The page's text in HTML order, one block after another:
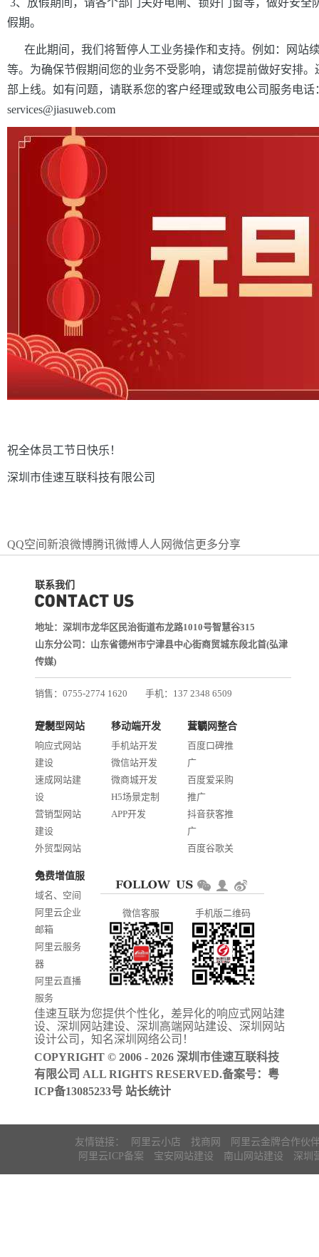
3、放假期间，请各个部门关好电闸、锁好门窗等，做好安
假期。
在此期间，我们将暂停人工业务操作和支持。例如：网站
等。为确保节假期间您的业务不受影响，请您提前做好安排
部上线。如有问题，请联系您的客户经理或致电公司服务电话
services@jiasuweb.com
祝全体员工节日快乐！
深圳市佳速互联科技有限公司
QQ空间 新浪微博腾讯微博人人网微信更多分享
联系我们
地址：深圳市龙华区民治街道布龙路1010号智慧谷315
山东分公司：山东省德州市宁津县中心街商贸城东段北首(弘津
传媒)
销售：0755-2774 1620
手机：137 2348 6509
邮箱：services@jiasuweb.com
定制型网站开发
响应式网站
建设
速成网站建
设
营销型网站
建设
外贸型网站
商城网站开
发
门户信息平
台开发
移动端开发
手机站开发
微信站开发
微商城开发
H5场景定制
APP开发
互联网整合营销
百度口碑推
广
百度爱采购
推广
抖音获客推
广
百度谷歌关
AI智能发布
免费增值服务
域名、空间
阿里云企业
邮箱
阿里云服务
器
阿里云直播
服务
阿里云ICP备
案
微信客服 手机版二维码
佳速互联为您提供个性化，差异化的响应式网站建
设、 深圳网站建设、 深圳高端网站建设、 深圳网站
设计公司 ，知名深圳网络公司 ！
COPYRIGHT © 2006 - 2026 深圳市佳速互联科技
有限公司 ALL RIGHTS RESERVED.备案号： 粤
ICP备13085233号 站长统计
友情链接： 阿里云小店 找商网
阿里云金牌合作伙
阿里云ICP备案
宝安网站建设 南山网站建设 深圳